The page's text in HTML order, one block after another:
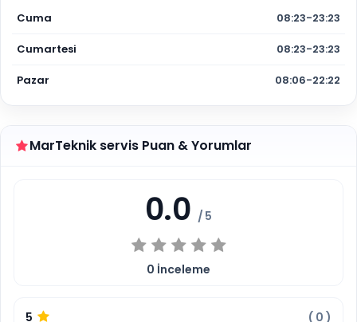
Cuma 08:23-23:23
Cumartesi 08:23-23:23
Pazar 08:06-22:22
MarTeknik servis Puan & Yorumlar
0.0 / 5
0 İnceleme
5 ( 0 )